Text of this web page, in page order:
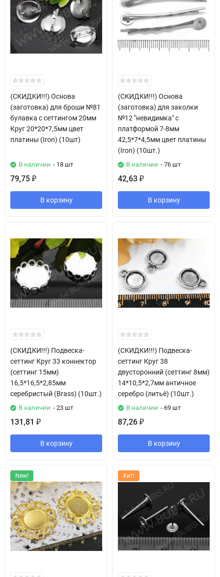
(СКИДКИ!!!) Основа
(заготовка) для броши №81
булавка с сеттингом 20мм
Круг 20*20*7,5мм цвет
платины (Iron) (10шт)
В наличии - 18 шт
79,75 ₽
В корзину
(СКИДКИ!!!) Основа
(заготовка) для заколки
№12 "невидимка" с
платформой 7-8мм
42,5*7*4,5мм цвет платины
(Iron) (10шт.)
В наличии - 76 шт
42,63 ₽
В корзину
(СКИДКИ!!!) Подвеска-
сеттинг Круг 33 коннектор
(сеттинг 15мм)
16,5*16,5*2,85мм
серебристый (Brass) (10шт.)
В наличии - 23 шт
131,81 ₽
В корзину
(СКИДКИ!!!) Подвеска-
сеттинг Круг 38
двусторонний (сеттинг 8мм)
14*10,5*2,7мм античное
серебро (литьё) (10шт.)
В наличии - 69 шт
87,26 ₽
В корзину
New! Хит!